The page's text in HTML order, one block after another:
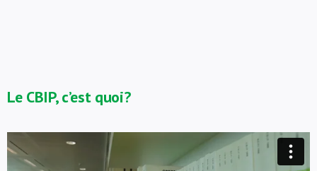
Le CBIP, c’est quoi?